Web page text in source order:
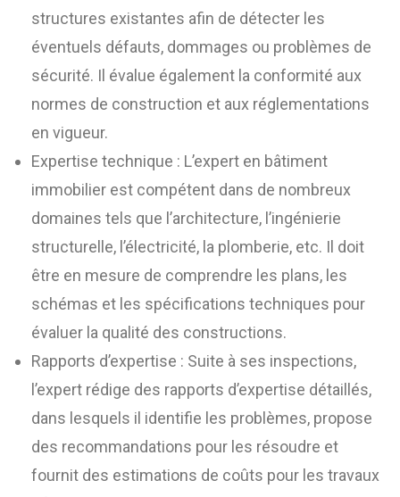
structures existantes afin de détecter les
éventuels défauts, dommages ou problèmes de
sécurité. Il évalue également la conformité aux
normes de construction et aux réglementations
en vigueur.
Expertise technique : L’expert en bâtiment
immobilier est compétent dans de nombreux
domaines tels que l’architecture, l’ingénierie
structurelle, l’électricité, la plomberie, etc. Il doit
être en mesure de comprendre les plans, les
schémas et les spécifications techniques pour
évaluer la qualité des constructions.
Rapports d’expertise : Suite à ses inspections,
l’expert rédige des rapports d’expertise détaillés,
dans lesquels il identifie les problèmes, propose
des recommandations pour les résoudre et
fournit des estimations de coûts pour les travaux